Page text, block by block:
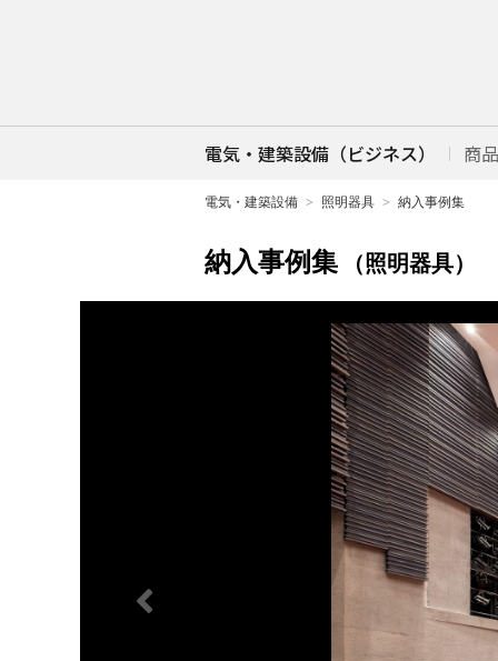
電気・建築設備（ビジネス） 商
電気・建築設備 照明器具 納入事例集
納入事例集 （照明器具）